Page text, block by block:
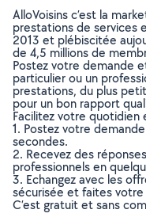
AlloVoisins c’est la
prestations de services
2013 et plébiscitée
de 4,5 millions de
Postez votre demande
particulier ou un
prestations, du plus
pour un bon rapport
Facilitez votre quotidien
1. Postez votre
secondes.
2. Recevez des
professionnels en
3. Echangez avec les
sécurisée et faites votre
C’est gratuit et sans